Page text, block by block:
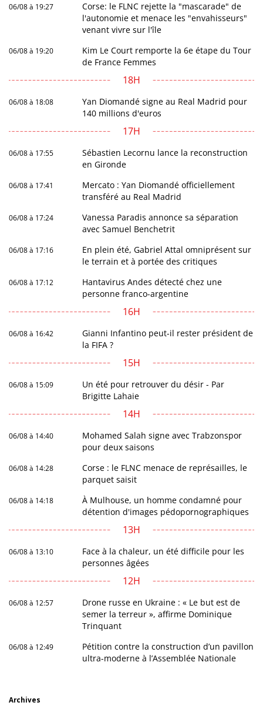
06/08 à 19:27
Corse: le FLNC rejette la "mascarade" de
l'autonomie et menace les "envahisseurs"
venant vivre sur l'île
06/08 à 19:20
Kim Le Court remporte la 6e étape du Tour
de France Femmes
18H
06/08 à 18:08
Yan Diomandé signe au Real Madrid pour
140 millions d'euros
17H
06/08 à 17:55
Sébastien Lecornu lance la reconstruction
en Gironde
06/08 à 17:41
Mercato : Yan Diomandé officiellement
transféré au Real Madrid
06/08 à 17:24
Vanessa Paradis annonce sa séparation
avec Samuel Benchetrit
06/08 à 17:16
En plein été, Gabriel Attal omniprésent sur
le terrain et à portée des critiques
06/08 à 17:12
Hantavirus Andes détecté chez une
personne franco-argentine
16H
06/08 à 16:42
Gianni Infantino peut-il rester président de
la FIFA ?
15H
06/08 à 15:09
Un été pour retrouver du désir - Par
Brigitte Lahaie
14H
06/08 à 14:40
Mohamed Salah signe avec Trabzonspor
pour deux saisons
06/08 à 14:28
Corse : le FLNC menace de représailles, le
parquet saisit
06/08 à 14:18
À Mulhouse, un homme condamné pour
détention d'images pédopornographiques
13H
06/08 à 13:10
Face à la chaleur, un été difficile pour les
personnes âgées
12H
06/08 à 12:57
Drone russe en Ukraine : « Le but est de
semer la terreur », affirme Dominique
Trinquant
06/08 à 12:49
Pétition contre la construction d’un pavillon
ultra-moderne à l’Assemblée Nationale
Archives